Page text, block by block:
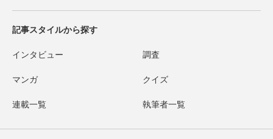
記事スタイルから探す
インタビュー 調査
マンガ クイズ
連載一覧 執筆者一覧